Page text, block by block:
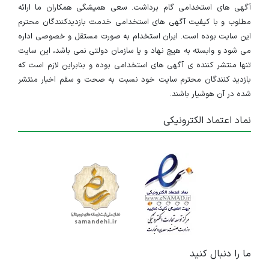
آگهی های استخدامی گام برداشت. سعی همیشگی همکاران ما ارائه
مطلوب و با کیفیت آگهی های استخدامی خدمت بازدیدکنندگان محترم
این سایت بوده است. ایران استخدام به صورت مستقل و خصوصی اداره
می شود و وابسته به هیچ نهاد و یا سازمان دولتی نمی باشد، این سایت
تنها منتشر کننده ی آگهی های استخدامی بوده و بنابراین لازم است که
بازدید کنندگان محترم سایت خود نسبت به صحت و سقم اخبار منتشر
شده در آن هوشیار باشند.
نماد اعتماد الکترونیکی
ما را دنبال کنید